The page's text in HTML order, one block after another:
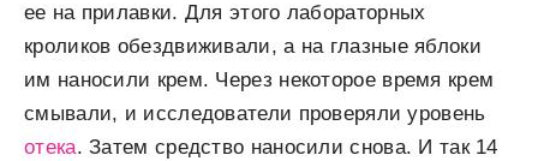
ее на прилавки. Для этого лабораторных
кроликов обездвиживали, а на глазные яблоки
им наносили крем. Через некоторое время крем
смывали, и исследователи проверяли уровень
отека. Затем средство наносили снова. И так 14